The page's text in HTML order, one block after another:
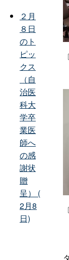
２月
８日
のト
ピッ
クス
（自
治医
科大
学卒
業医
師へ
の感
謝状
贈
呈） (
2月8
日)